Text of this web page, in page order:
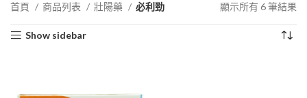
首頁
商品列表 壯陽藥 必利勁 顯示所有 6 筆結果
Show sidebar